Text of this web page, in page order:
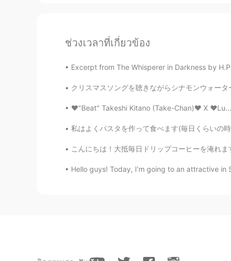
Sarah
EN JP
@kana はい^ ^
SHUN
kana
ช่วงเวลาที่เกี่ยวข้อง
Excerpt from The Whisperer in Darkness by
クリスマスソングを聴きながらシナモンウォーターを飲むのが大好
❤"Beat" Takeshi Kitano (Take-Chan)❤ X ❤Lu...
私はよくパスタを作って食べます(毎日くらいの時期もあります。笑) 全然飽きたりしませ
こんにちは！大抵毎日ドリップコーヒーを淹れますが、最近Keurigというコーヒーマシン
Hello guys! Today, I’m going to an attractive in